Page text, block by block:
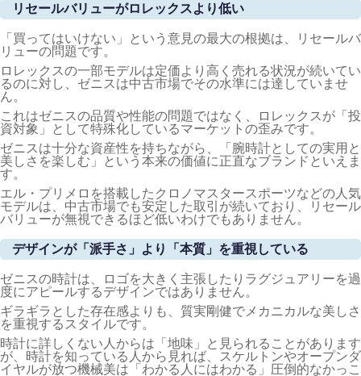
リセールバリューがロレックスより低い
「買ってはいけない」という意見の最大の根拠は、リセールバ
リューの問題です。
ロレックスの一部モデルは定価より高く売れる状況が続いてい
るのに対し、ゼニスは中古市場でその水準には達していませ
ん。
これはゼニスの品質や性能の問題ではなく、ロレックスが「投
資対象」として特殊化しているマーケットの歪みです。
ゼニスは十分な資産性を持ちながら、「腕時計としての実用と
美しさを楽しむ」という本来の価値に正直なブランドといえま
す。
エル・プリメロを搭載したクロノマスタースポーツなどの人気
モデルは、中古市場でも安定した取引が続いており、リセール
バリューが無視できるほど低いわけでもありません。
デザインが「派手さ」より「本質」を重視している
ゼニスの時計は、ロゴを大きく主張したりラグジュアリーを過
度にアピールするデザインではありません。
ギラギラとした存在感よりも、質実剛健でメカニカルな美しさ
を重視するスタイルです。
時計に詳しくない人からは「地味」と見られることがあります
が、時計を知っている人から見れば、スケルトンやオープンダ
イヤルが放つ機械美は「わかる人にはわかる」圧倒的なかっこ